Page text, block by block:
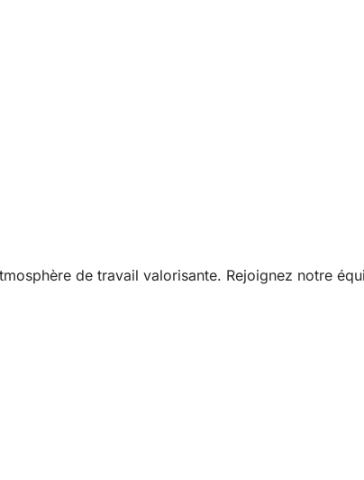
de travail valorisante. Rejoignez notre